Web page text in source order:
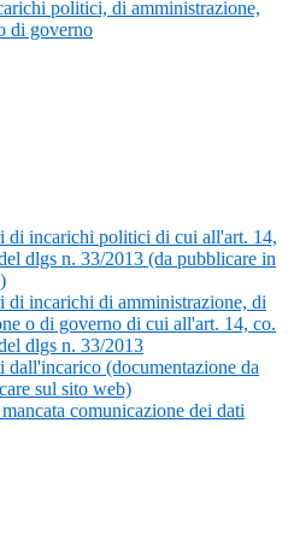
politici, di amministrazione,
di governo
di incarichi politici di cui all'art. 14,
dlgs n. 33/2013 (da pubblicare in
di incarichi di amministrazione, di
o di governo di cui all'art. 14, co.
dlgs n. 33/2013
dall'incarico (documentazione da
sul sito web)
comunicazione dei dati